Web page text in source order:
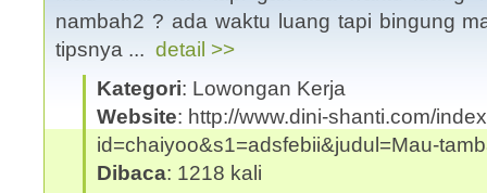
nambah2 ? ada waktu luang tapi bingung
tipsnya ... detail >>
Kategori: Lowongan Kerja
Website: http://www.dini-shanti.com/
id=chaiyoo&s1=adsfebii&judul=Mau-
Dibaca: 1218 kali